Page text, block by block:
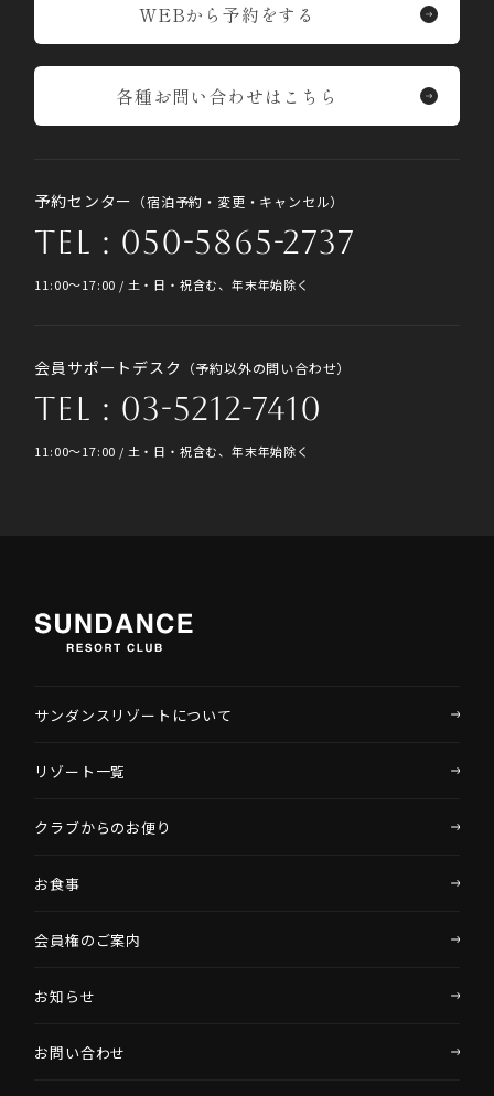
WEBから予約をする
各種お問い合わせはこちら
予約センター （宿泊予約・変更・キャンセル）
TEL : 050-5865-2737
11:00〜17:00 / 土・日・祝含む、年末年始除く
会員サポートデスク （予約以外の問い合わせ）
TEL : 03-5212-7410
11:00〜17:00 / 土・日・祝含む、年末年始除く
サンダンスリゾートについて
リゾート一覧
クラブからのお便り
お食事
会員権のご案内
お知らせ
お問い合わせ